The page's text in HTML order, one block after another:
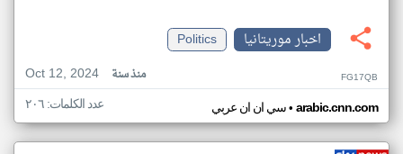
اخبار موريتانيا
Politics
Oct 12, 2024
منذ سنة FG17QB
سي ان ان عربي• arabic.cnn.com عدد الكلمات: ٢٠٦